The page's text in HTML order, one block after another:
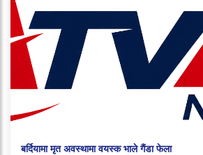
बर्दियामा मृत अवस्थामा वयस्क भाले गैंडा फेला